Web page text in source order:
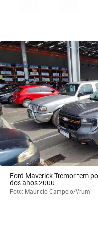
Ford Maverick Tremor tem
dos anos 2000
Foto: Mauricio Campelo/Vrum